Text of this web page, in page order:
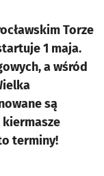
Torze
1 maja.
a wśród
są
terminy!